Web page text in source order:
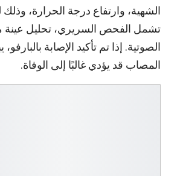
الشهية، وارتفاع درجة الحرارة،
تشمل الفحص السريري، تحليل عينة
الصوتية. إذا تم تأكيد الإصابة
المصاب قد يؤدي غالبًا إلى الوفاة.